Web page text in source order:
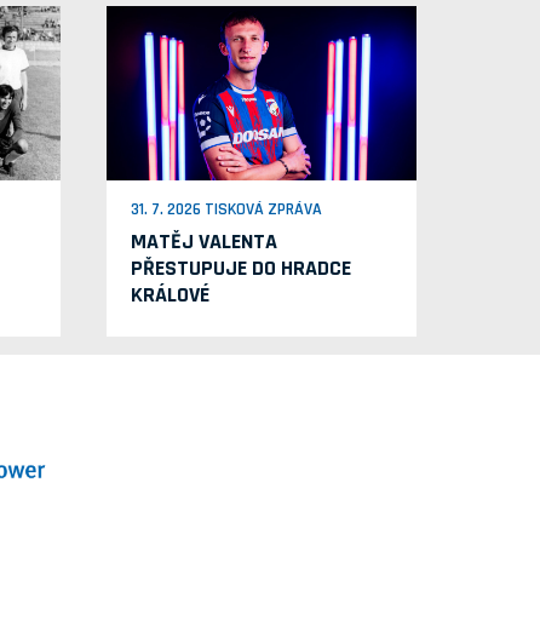
31. 7. 2026 TISKOVÁ ZPRÁVA
MATĚJ VALENTA
PŘESTUPUJE DO HRADCE
KRÁLOVÉ